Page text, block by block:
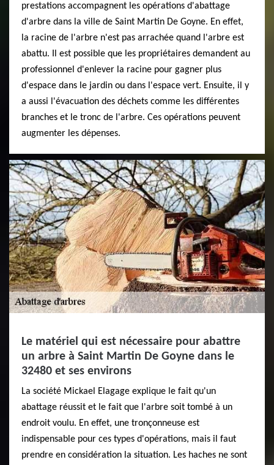
prestations accompagnent les opérations d'abattage
d'arbre dans la ville de Saint Martin De Goyne. En effet,
la racine de l'arbre n'est pas arrachée quand l'arbre est
abattu. Il est possible que les propriétaires demandent au
professionnel d'enlever la racine pour gagner plus
d'espace dans le jardin ou dans l'espace vert. Ensuite, il y
a aussi l'évacuation des déchets comme les différentes
branches et le tronc de l'arbre. Ces opérations peuvent
augmenter les dépenses.
Le matériel qui est nécessaire pour abattre
un arbre à Saint Martin De Goyne dans le
32480 et ses environs
La société Mickael Elagage explique le fait qu'un
abattage réussit et le fait que l'arbre soit tombé à un
endroit voulu. En effet, une tronçonneuse est
indispensable pour ces types d'opérations, mais il faut
prendre en considération la situation. Les haches ne sont